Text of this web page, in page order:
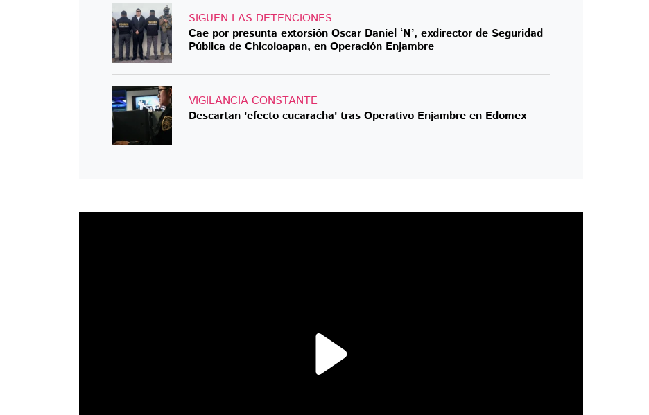
SIGUEN LAS DETENCIONES
Cae por presunta extorsión Oscar Daniel ‘N’, exdirector de Seguridad
Pública de Chicoloapan, en Operación Enjambre
VIGILANCIA CONSTANTE
Descartan 'efecto cucaracha' tras Operativo Enjambre en Edomex